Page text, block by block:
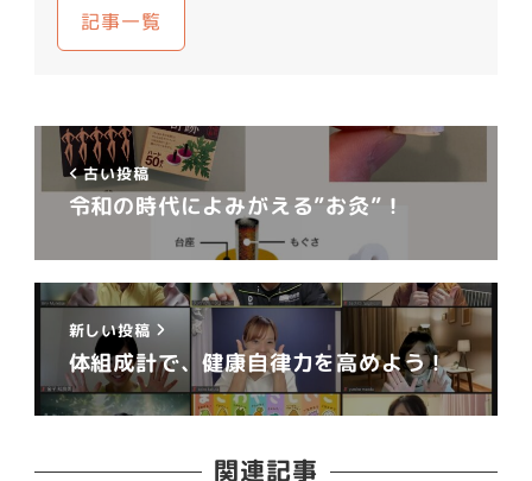
記事一覧
古い投稿
令和の時代によみがえる”お灸”！
新しい投稿
体組成計で、健康自律力を高めよう！
関連記事